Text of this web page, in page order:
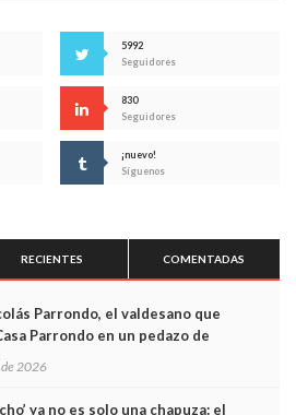
5992
Seguidores
830
Seguidores
¡nuevo!
Síguenos
RECIENTES COMENTADAS
Parrondo, el valdesano que
Parrondo en un pedazo de
Madrid
de 2026
ya no es solo una chapuza: el